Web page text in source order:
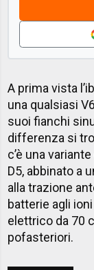
A prima vista
una qualsiasi
suoi fianchi
differenza si
c’è una
D5, abbinato a
alla trazione
batterie agli
elettrico da 70
pofasteriori.